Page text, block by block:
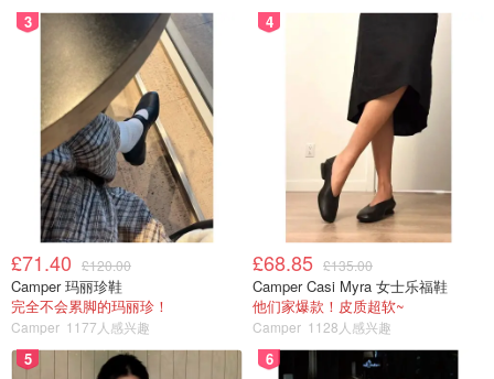
3
£71.40 £120.00
Camper 玛丽珍鞋
完全不会累脚的玛丽珍！
Camper 1177人感兴趣
4
£68.85 £135.00
Camper Casi Myra 女士乐福鞋
他们家爆款！皮质超软~
Camper 1128人感兴趣
5 6